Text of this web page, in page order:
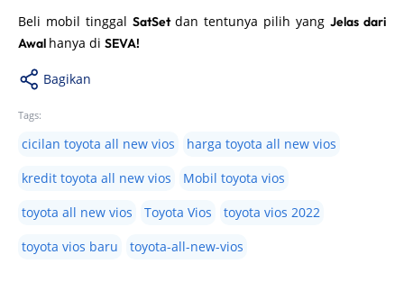
Beli mobil tinggal SatSet dan tentunya pilih yang Jelas dari
Awal hanya di SEVA!
Bagikan
Tags:
cicilan toyota all new vios
harga toyota all new vios
kredit toyota all new vios
Mobil toyota vios
toyota all new vios
Toyota Vios
toyota vios 2022
toyota vios baru
toyota-all-new-vios